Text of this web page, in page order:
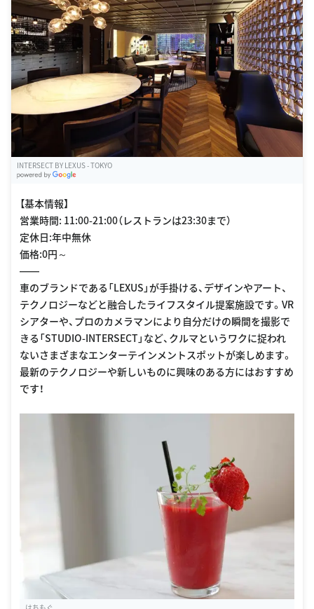
INTERSECT BY LEXUS - TOKYO
【基本情報】
営業時間: 11:00-21:00（レストランは23:30まで）
定休日:年中無休
価格:0円～
――
車のブランドである「LEXUS」が手掛ける、デザインやアート、
テクノロジーなどと融合したライフスタイル提案施設です。VR
シアターや、プロのカメラマンにより自分だけの瞬間を撮影で
きる「STUDIO-INTERSECT」など、クルマというワクに捉われ
ないさまざまなエンターテインメントスポットが楽しめます。
最新のテクノロジーや新しいものに興味のある方にはおすすめ
です！